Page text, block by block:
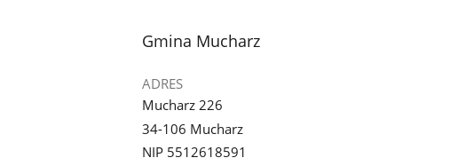
stopka
Gmina Mucharz
ADRES
Mucharz 226
34-106 Mucharz
NIP 5512618591